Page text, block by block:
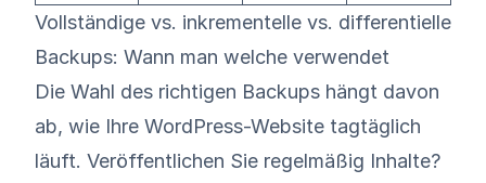
Vollständige vs. inkrementelle vs. differentielle
Backups: Wann man welche verwendet
Die Wahl des richtigen Backups hängt davon
ab, wie Ihre WordPress-Website tagtäglich
läuft. Veröffentlichen Sie regelmäßig Inhalte?